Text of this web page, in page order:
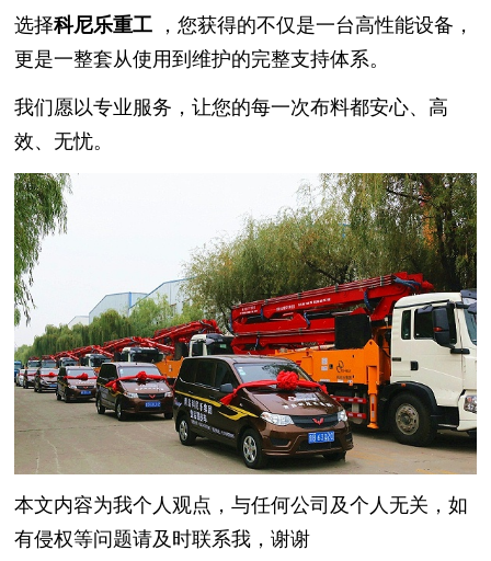
选择科尼乐重工
，您获得的不仅是一台高性能设备，
更是一整套从使用到维护的完整支持体系。
我们愿以专业服务，让您的每一次布料都安心、高
效、无忧。
本文内容为我个人观点，与任何公司及个人无关，如
有侵权等问题请及时联系我，谢谢